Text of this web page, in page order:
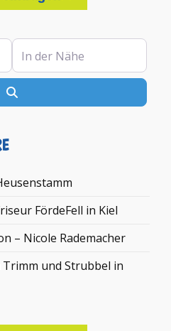
In der Nähe
FördeFell in Kiel
– Nicole Rademacher
und Strubbel in